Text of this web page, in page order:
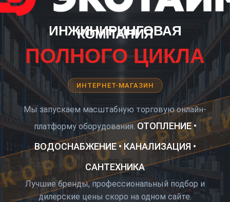
ИНЖИНИРИНГОВАЯ
КОМПАНИЯ
ПОЛНОГО ЦИКЛА
ИНТЕРНЕТ-МАГАЗИН
Мы запускаем масштабную торговую онлайн-
платформу оборудования. ОТОПЛЕНИЕ •
ВОДОСНАБЖЕНИЕ • КАНАЛИЗАЦИЯ •
САНТЕХНИКА
Лучшие бренды, профессиональный подбор и
дилерские цены скоро на одном сайте.